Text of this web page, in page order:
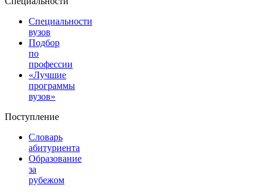
Специальности
вузов
Подбор
по
профессии
«Лучшие
программы
вузов»
Поступление
Словарь
абитуриента
Образование
за
рубежом